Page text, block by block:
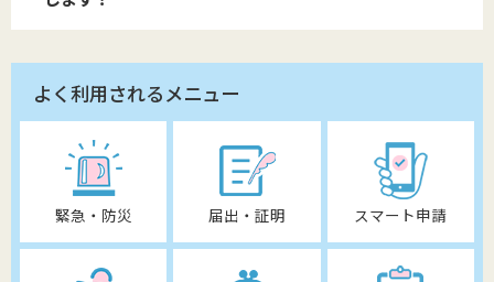
よく利用されるメニュー
緊急・防災 届出・証明 スマート申請